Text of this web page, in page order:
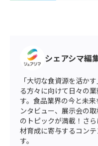
シェアシマ編
「大切な食資源を活か
る方々に向けて日々の
す。食品業界の今と未
ンタビュー、展示会の
のトピックが満載！さ
材育成に寄与するコン
す。